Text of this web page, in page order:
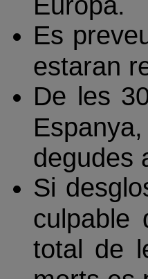
Es
estaran
De les
degudes
Si
culpable
total de